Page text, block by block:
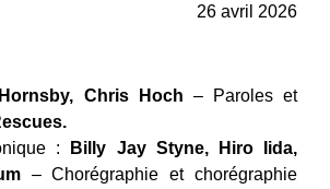
26 avril 2026
Chris Hoch – Paroles et
:
Billy Jay Styne, Hiro Iida,
– Chorégraphie et chorégraphie